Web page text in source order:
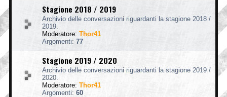
Stagione 2018 / 2019
Archivio delle conversazioni riguardanti la stagione 2018 /
2019.
Moderatore: Thor41
Argomenti: 77
Stagione 2019 / 2020
Archivio delle conversazioni riguardanti la stagione 2019 /
2020.
Moderatore: Thor41
Argomenti: 60